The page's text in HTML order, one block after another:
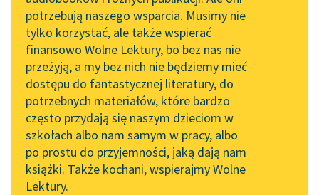
Byliśmy częścią AI Impact
Lab
Zapraszamy na spotkanie
online z tłumaczkami
literatury skandynawskiej
Spotkanie z Katarzyną
Tunkiel w Oslo
102. lata temu zmarł
Joseph Conrad
Przewodnik dla piszących i
czytających
API
OAI-PMH
Widget Wolnych Lektur
Przypisy
potrzebują naszego wsparcia. Musimy nie
tylko korzystać, ale także wspierać
finansowo Wolne Lektury, bo bez nas nie
przeżyją, a my bez nich nie będziemy mieć
dostępu do fantastycznej literatury, do
potrzebnych materiałów, które bardzo
często przydają się naszym dzieciom w
szkołach albo nam samym w pracy, albo
po prostu do przyjemności, jaką dają nam
książki. Także kochani, wspierajmy Wolne
Lektury.
Wstrzymajmy duszy
upadek,
Furię i zemstę, jeżeli
Przyjemny ma sen nam
wrócić.
Snu niczym nie...
Czytaj więcej